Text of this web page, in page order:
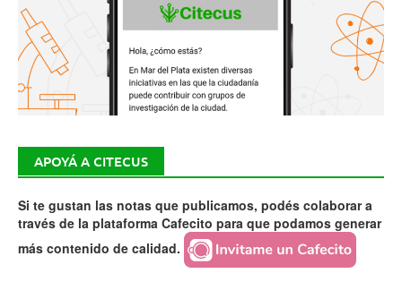
APOYÁ A CITECUS
Si te gustan las notas que publicamos, podés colaborar a
través de la plataforma Cafecito para que podamos generar
más contenido de calidad.